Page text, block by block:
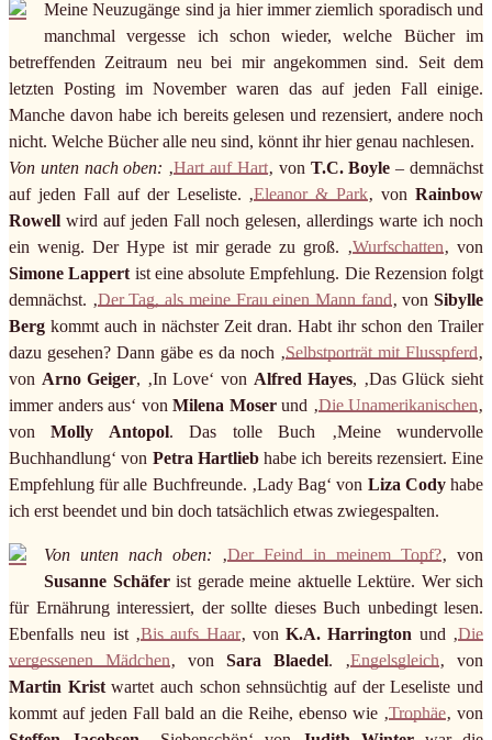
Meine Neuzugänge sind ja hier immer ziemlich sporadisch und
manchmal vergesse ich schon wieder, welche Bücher im
betreffenden Zeitraum neu bei mir angekommen sind. Seit dem
letzten Posting im November waren das auf jeden Fall einige.
Manche davon habe ich bereits gelesen und rezensiert, andere noch
nicht. Welche Bücher alle neu sind, könnt ihr hier genau nachlesen.
Von unten nach oben: ‚Hart auf Hart‚ von T.C. Boyle – demnächst
auf jeden Fall auf der Leseliste. ‚Eleanor & Park‚ vonRainbow
Rowell wird auf jeden Fall noch gelesen, allerdings warte ich noch
ein wenig. Der Hype ist mir gerade zu groß. ‚Wurfschatten‚ von
Simone Lappert ist eine absolute Empfehlung. Die Rezension folgt
demnächst. ‚Der Tag, als meine Frau einen Mann fand‚ vonSibylle
Berg kommt auch in nächster Zeit dran. Habt ihr schon den Trailer
dazu gesehen? Dann gäbe es da noch ‚Selbstporträt mit Flusspferd‚
von Arno Geiger, ‚In Love‘ von Alfred Hayes, ‚Das Glück sieht
immer anders aus‘ von Milena Moserund ‚Die Unamerikanischen‚
vonMolly Antopol. Das tolle Buch ‚Meine wundervolle
Buchhandlung‘ von Petra Hartliebhabe ich bereits rezensiert. Eine
Empfehlung für alle Buchfreunde. ‚Lady Bag‘ von Liza Codyhabe
ich erst beendet und bin doch tatsächlich etwas zwiegespalten.
Von unten nach oben: ‚Der Feind in meinem Topf?‚ von
Susanne Schäferist gerade meine aktuelle Lektüre. Wer sich
für Ernährung interessiert, der sollte dieses Buch unbedingt lesen.
Ebenfalls neu ist ‚Bis aufs Haar‚ vonK.A. Harrington und ‚Die
vergessenen Mädchen‚ von Sara Blaedel. ‚Engelsgleich‚ von
Martin Kristwartet auch schon sehnsüchtig auf der Leseliste und
kommt auf jeden Fall bald an die Reihe, ebenso wie ‚Trophäe‚ von